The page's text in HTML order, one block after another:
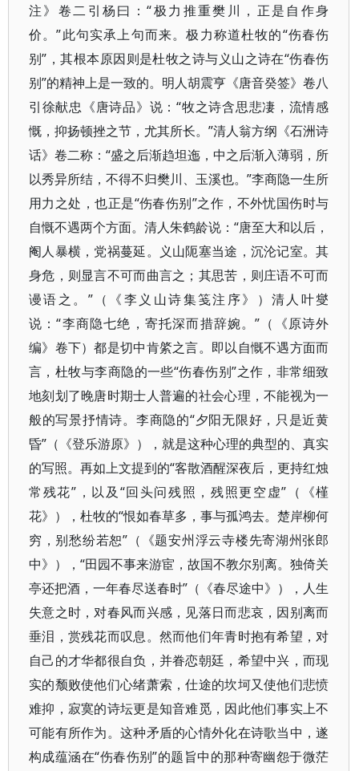
注》卷二引杨曰：“极力推重樊川，正是自作身
价。”此句实承上句而来。极力称道杜牧的“伤春伤
别”，其根本原因则是杜牧之诗与义山之诗在“伤春伤
别”的精神上是一致的。明人胡震亨《唐音癸签》卷八
引徐献忠《唐诗品》说：“牧之诗含思悲凄，流情感
慨，抑扬顿挫之节，尤其所长。”清人翁方纲《石洲诗
话》卷二称：“盛之后渐趋坦迤，中之后渐入薄弱，所
以秀异所结，不得不归樊川、玉溪也。”李商隐一生所
用力之处，也正是“伤春伤别”之作，不外忧国伤时与
自慨不遇两个方面。清人朱鹤龄说：“唐至大和以后，
阉人暴横，党祸蔓延。义山阨塞当途，沉沦记室。其
身危，则显言不可而曲言之；其思苦，则庄语不可而
谩语之。”（《李义山诗集笺注序》）清人叶燮
说：“李商隐七绝，寄托深而措辞婉。”（《原诗外
编》卷下）都是切中肯綮之言。即以自慨不遇方面而
言，杜牧与李商隐的一些“伤春伤别”之作，非常细致
地刻划了晚唐时期士人普遍的社会心理，不能视为一
般的写景抒情诗。李商隐的“夕阳无限好，只是近黄
昏”（《登乐游原》），就是这种心理的典型的、真实
的写照。再如上文提到的“客散酒醒深夜后，更持红烛
常残花”，以及“回头问残照，残照更空虚”（《槿
花》），杜牧的“恨如春草多，事与孤鸿去。楚岸柳何
穷，别愁纷若恕”（《题安州浮云寺楼先寄湖州张郎
中》），“田园不事来游宦，故国不教尔别离。独倚关
亭还把酒，一年春尽送春时”（《春尽途中》），人生
失意之时，对春风而兴感，见落日而悲哀，因别离而
垂泪，赏残花而叹息。然而他们年青时抱有希望，对
自己的才华都很自负，并眷恋朝廷，希望中兴，而现
实的颓败使他们心绪萧索，仕途的坎坷又使他们悲愤
难抑，寂寞的诗坛更是知音难觅，因此他们事实上不
可能有所作为。这种矛盾的心情外化在诗歌当中，遂
构成蕴涵在“伤春伤别”的题旨中的那种寄幽怨于微茫